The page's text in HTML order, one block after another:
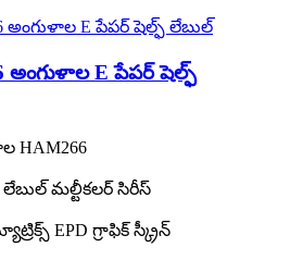
అంగుళాల E పేపర్ షెల్ఫ్
HAM266
మల్టీకలర్ సిరీస్
EPD గ్రాఫిక్ స్క్రీన్